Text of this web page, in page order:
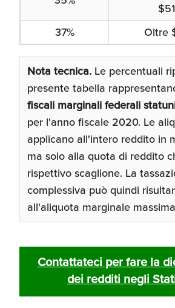
37%
Oltre
Nota tecnica. Le percentuali
presente tabella
fiscali marginali federali
per l'anno fiscale 2020. Le
applicano all'intero reddito in
ma solo alla quota di reddito
rispettivo scaglione. La
complessiva può quindi
all'aliquota marginale
Contattateci per fare la
dei redditi negli